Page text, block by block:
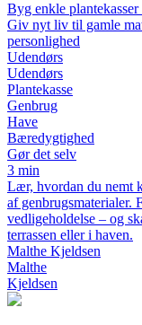
Byg enkle
Giv nyt liv til gamle
personlighed
Udendørs
Udendørs
Plantekasse
Genbrug
Have
Bæredygtighed
Gør det selv
3 min
Lær, hvordan du nemt
af genbrugsmaterialer.
vedligeholdelse – og
terrassen eller i haven.
Malthe Kjeldsen
Malthe
Kjeldsen